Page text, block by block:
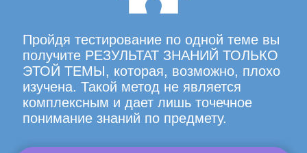
Пройдя тестирование по одной теме вы
получите РЕЗУЛЬТАТ ЗНАНИЙ ТОЛЬКО
ЭТОЙ ТЕМЫ, которая, возможно, плохо
изучена. Такой метод не является
комплексным и дает лишь точечное
понимание знаний по предмету.